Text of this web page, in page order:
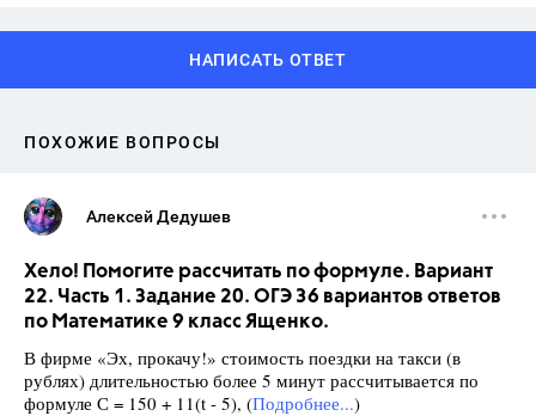
НАПИСАТЬ ОТВЕТ
ПОХОЖИЕ ВОПРОСЫ
Алексей Дедушев
Хело! Помогите рассчитать по формуле. Вариант
22. Часть 1. Задание 20. ОГЭ 36 вариантов ответов
по Математике 9 класс Ященко.
В фирме «Эх, прокачу!» стоимость поездки на такси (в
рублях) длительностью более 5 минут рассчитывается по
формуле С = 150 + 11(t - 5), (Подробнее...)